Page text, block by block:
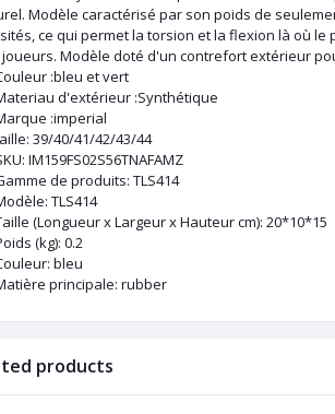
Modèle caractérisé par son poids de
ce qui permet la torsion et la flexion là où
Modèle doté d'un contrefort extérieur
:‎bleu et vert
d'extérieur :‎Synthétique
:‎imperial
39/40/41/42/43/44
: IM159FS02S56TNAFAMZ
de produits: TLS414
: TLS414
(Longueur x Largeur x Hauteur cm): 20*10*15
(kg): 0.2
: bleu
principale: rubber
products